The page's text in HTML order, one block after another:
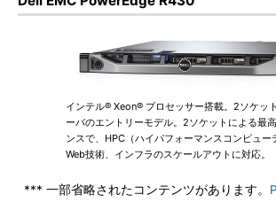
インテル® Xeon® プロセッサー搭載。2ソケッ
ーバのエントリーモデル。2ソケットによる最
ンスで、HPC（ハイパフォーマンスコンピュー
Web技術、インフラのスケールアウトに対応。
*** 一部省略されたコンテンツがあります。